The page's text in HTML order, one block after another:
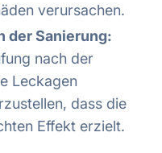
verursachen.
der Sanierung:
nach der
Leckagen
dass die
Effekt erzielt.